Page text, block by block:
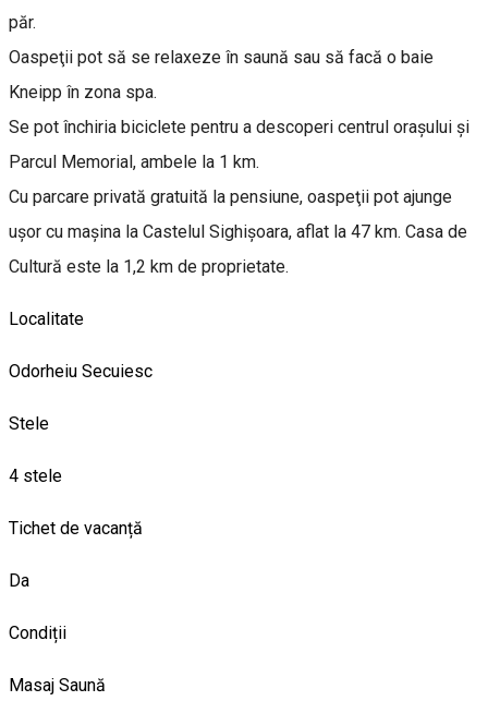
păr.
Oaspeţii pot să se relaxeze în saună sau să facă o baie
Kneipp în zona spa.
Se pot închiria biciclete pentru a descoperi centrul oraşului şi
Parcul Memorial, ambele la 1 km.
Cu parcare privată gratuită la pensiune, oaspeţii pot ajunge
uşor cu maşina la Castelul Sighişoara, aflat la 47 km. Casa de
Cultură este la 1,2 km de proprietate.
Localitate
Odorheiu Secuiesc
Stele
4 stele
Tichet de vacanță
Da
Condiții
Masaj Saună